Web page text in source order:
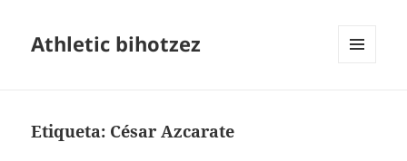
Athletic bihotzez
Etiqueta: César Azcarate